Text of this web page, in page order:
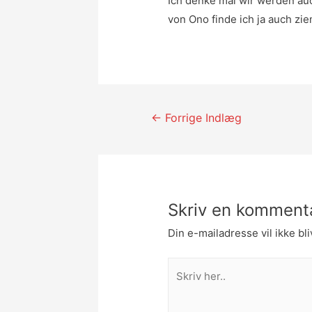
von Ono finde ich ja auch
Indlægsnavigation
← Forrige Indlæg
Skriv en
Din e-mailadresse vil ikke